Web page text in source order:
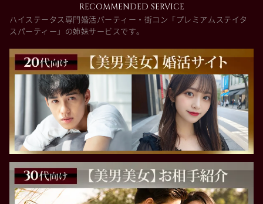
RECOMMENDED SERVICE
ハイステータス専門婚活パーティー・街コン「プレミアムステイタ
スパーティー」の姉妹サービスです。